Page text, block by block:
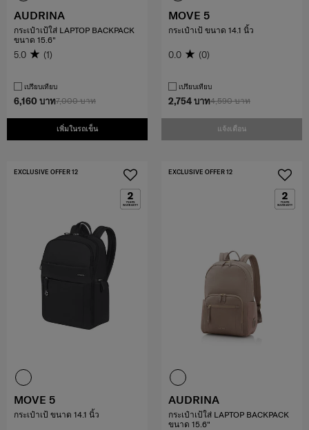
7,000 บาท
6,160 บาท
เพิ่มในรถเข็น
AUDRINA
กระเป๋าเป้ใส่ LAPTOP BACKPACK
ขนาด 15.6"
5.0 (1)
เปรียบเทียบ
4,590 บาท
2,754 บาท
แจ้งเตือน
MOVE 5
กระเป๋าเป้ ขนาด 14.1 นิ้ว
0.0 (0)
เปรียบเทียบ
EXCLUSIVE OFFER 12
MOVE 5
กระเป๋าเป้ ขนาด 14.1 นิ้ว
EXCLUSIVE OFFER 12
AUDRINA
กระเป๋าเป้ใส่ LAPTOP BACKPACK
ขนาด 15.6"